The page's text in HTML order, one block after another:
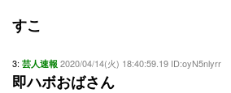
すこ
3: 芸人速報 2020/04/14(火) 18:40:59.19 ID:oyN5nlyrr
即ハボおばさん